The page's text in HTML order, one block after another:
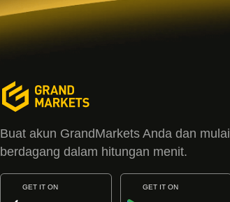
Buat akun GrandMarkets Anda dan mulai
berdagang dalam hitungan menit.
GET IT ON GET IT ON